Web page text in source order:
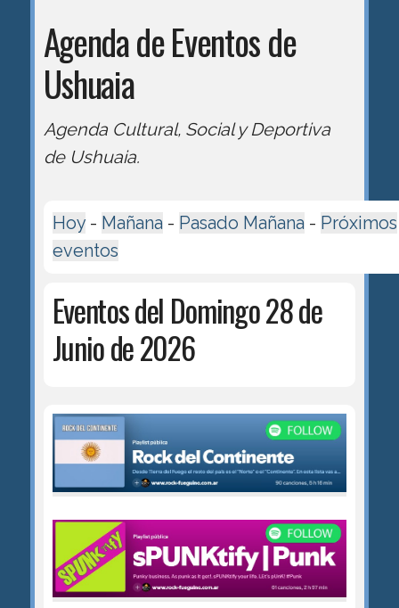
Agenda de Eventos de
Ushuaia
Agenda Cultural, Social y Deportiva
de Ushuaia.
Hoy- Mañana - Pasado Mañana - Próximos
eventos
Eventos del Domingo 28 de
Junio de 2026